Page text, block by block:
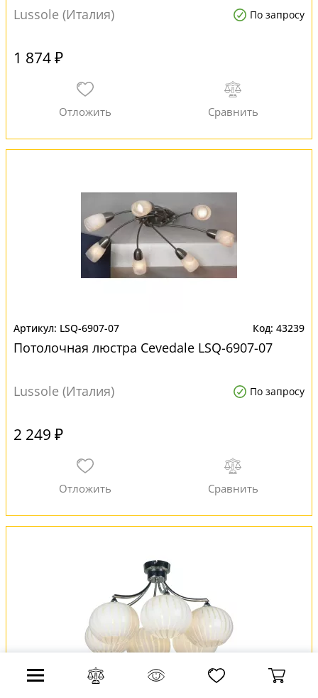
Lussole (Италия) По запросу
1 874 ₽
LSQ-6907-07 43239
Потолочная люстра Cevedale LSQ-6907-07
Lussole (Италия) По запросу
2 249 ₽